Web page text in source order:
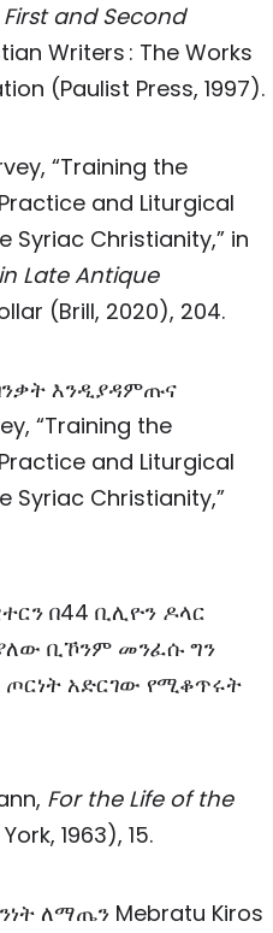
First and Second
Writers : The Works
(Paulist Press, 1997).
“Training the
and Liturgical
Syriac Christianity,” in
Late Antique
(Brill, 2020), 204.
እንዲያዳምጡና
“Training the
and Liturgical
Syriac Christianity,”
በ44 ቢሊዮን ዶላር
ያለው ቢኾንም መንፈሱ ግን
አድርገው የሚቆጥሩት
For the Life of the
1963), 15.
ለማጤን Mebratu Kiros